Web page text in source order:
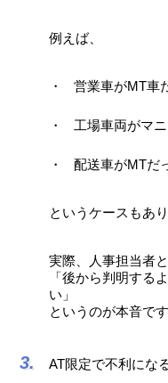
例えば、
営業車がMT車
工場車両がマ
配送車がMTだ
というケースもあり
実際、人事担当者と
「後から判明する
い」
というのが本音です
AT限定で不利にな